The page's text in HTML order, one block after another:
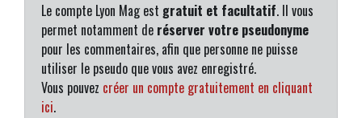
Le compte Lyon Mag est gratuit et facultatif. Il vous
permet notamment de réserver votre pseudonyme
pour les commentaires, afin que personne ne puisse
utiliser le pseudo que vous avez enregistré.
Vous pouvez créer un compte gratuitement en cliquant
ici.